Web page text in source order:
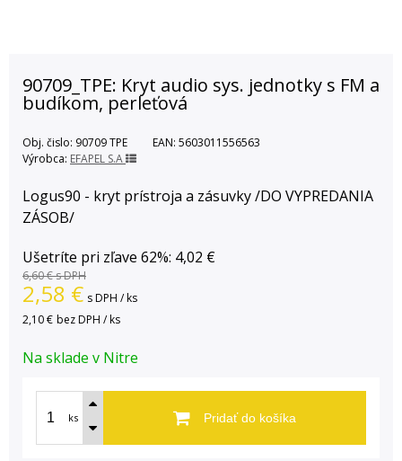
90709_TPE: Kryt audio sys. jednotky s FM a
budíkom, perleťová
Obj. čislo: 90709 TPE EAN: 5603011556563
Výrobca: EFAPEL S.A
Logus90 - kryt prístroja a zásuvky /DO VYPREDANIA
ZÁSOB/
Ušetríte pri zľave 62%: 4,02 €
6,60 €s DPH
2,58 € s DPH / ks
2,10 € bez DPH / ks
Na sklade v Nitre
ks Pridať do košíka